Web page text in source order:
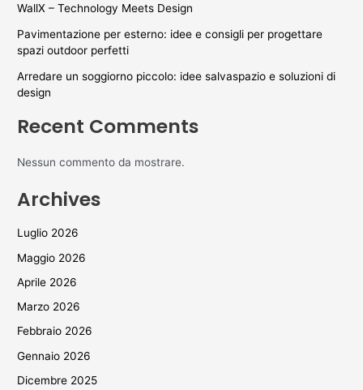
WallX – Technology Meets Design
Pavimentazione per esterno: idee e consigli per progettare
spazi outdoor perfetti
Arredare un soggiorno piccolo: idee salvaspazio e soluzioni di
design
Recent Comments
Nessun commento da mostrare.
Archives
Luglio 2026
Maggio 2026
Aprile 2026
Marzo 2026
Febbraio 2026
Gennaio 2026
Dicembre 2025